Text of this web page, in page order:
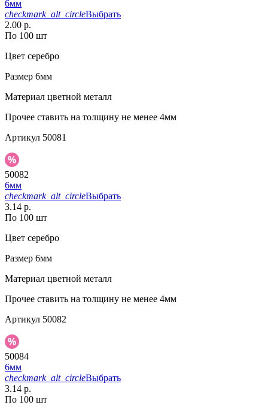
6мм
checkmark_alt_circleВыбрать
2.00 р.
По 100 шт
Цвет серебро
Размер 6мм
Материал цветной металл
Прочее ставить на толщину не менее 4мм
Артикул 50081
50082
6мм
checkmark_alt_circleВыбрать
3.14 р.
По 100 шт
Цвет серебро
Размер 6мм
Материал цветной металл
Прочее ставить на толщину не менее 4мм
Артикул 50082
50084
6мм
checkmark_alt_circleВыбрать
3.14 р.
По 100 шт